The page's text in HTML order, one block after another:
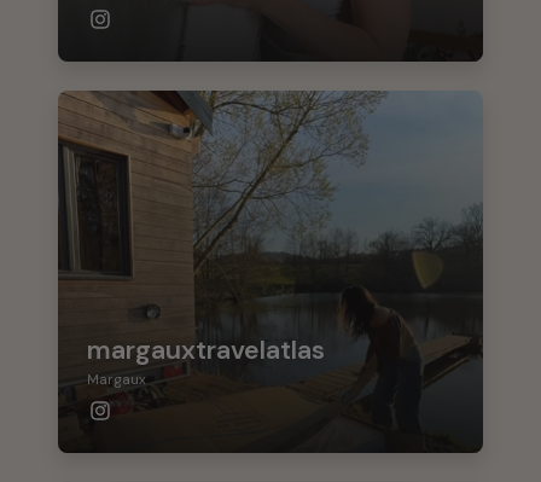
margauxtravelatlas
Margaux